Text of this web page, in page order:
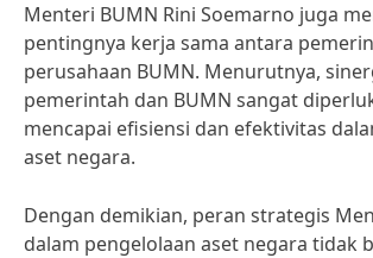
Menteri BUMN Rini Soemarno juga
pentingnya kerja sama antara
perusahaan BUMN. Menurutnya,
pemerintah dan BUMN sangat
mencapai efisiensi dan efektivitas
aset negara.
Dengan demikian, peran strategis
dalam pengelolaan aset negara tidak